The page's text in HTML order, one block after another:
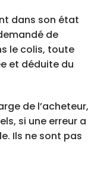
dans son état
de
le colis, toute
et déduite du
de l’acheteur,
si une erreur a
Ils ne sont pas